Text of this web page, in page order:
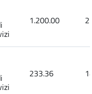
1.200.00
233.36